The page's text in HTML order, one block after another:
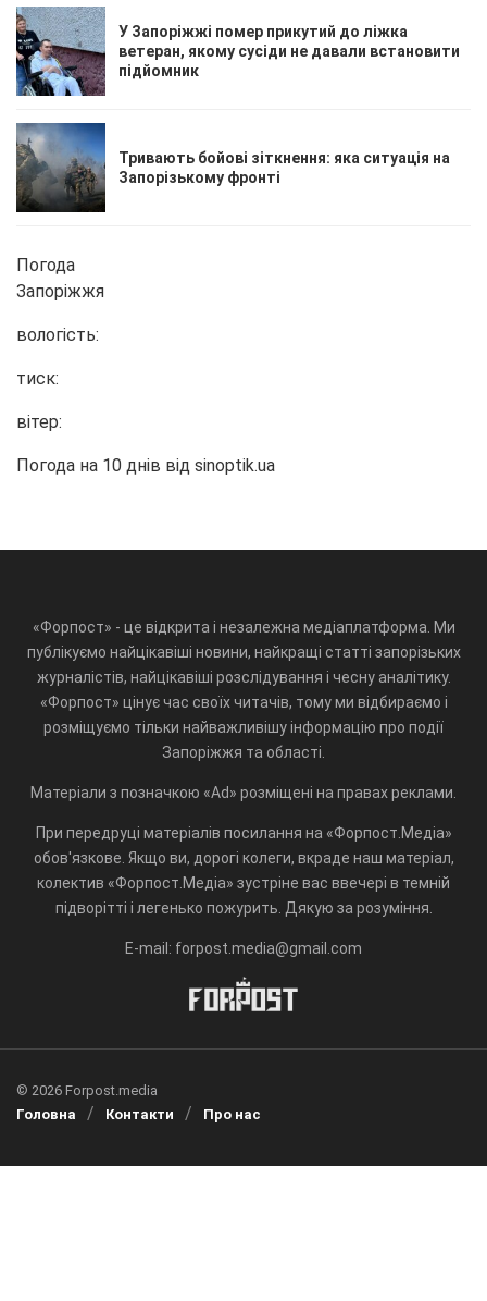
У Запоріжжі помер прикутий до ліжка
ветеран, якому сусіди не давали встановити
підйомник
Тривають бойові зіткнення: яка ситуація на
Запорізькому фронті
Погода
Запоріжжя
вологість:
тиск:
вітер:
Погода на 10 днів від sinoptik.ua
«Форпост» - це відкрита і незалежна медіаплатформа. Ми
публікуємо найцікавіші новини, найкращі статті запорізьких
журналістів, найцікавіші розслідування і чесну аналітику.
«Форпост» цінує час своїх читачів, тому ми відбираємо і
розміщуємо тільки найважливішу інформацію про події
Запоріжжя та області.
Матеріали з позначкою «Ad» розміщені на правах реклами.
При передруці матеріалів посилання на «Форпост.Медіа»
обов'язкове. Якщо ви, дорогі колеги, вкраде наш матеріал,
колектив «Форпост.Медіа» зустріне вас ввечері в темній
підворітті і легенько пожурить. Дякую за розуміння.
E-mail: forpost.media@gmail.com
© 2026 Forpost.media
Головна
Контакти Про нас